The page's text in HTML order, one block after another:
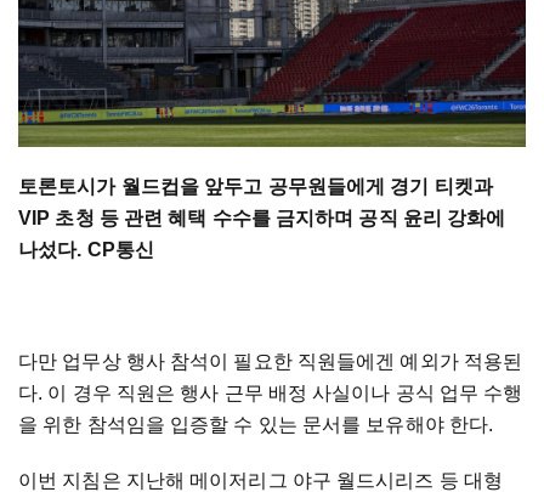
토론토시가 월드컵을 앞두고 공무원들에게 경기 티켓과
VIP 초청 등 관련 혜택 수수를 금지하며 공직 윤리 강화에
나섰다. CP통신
다만 업무상 행사 참석이 필요한 직원들에겐 예외가 적용된
다. 이 경우 직원은 행사 근무 배정 사실이나 공식 업무 수행
을 위한 참석임을 입증할 수 있는 문서를 보유해야 한다.
이번 지침은 지난해 메이저리그 야구 월드시리즈 등 대형